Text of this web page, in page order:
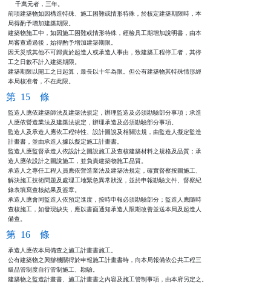
    千萬元者，三年。
前項建築物如因構造特殊、施工困難或情形特殊，於核定建築期限時，本
局得酌予增加建築期限。
建築物施工中，如因施工困難或情形特殊，經檢具工期增加說明書，由本
局審查通過後，始得酌予增加建築期限。
因天災或其他不可歸責於起造人或承造人事由，致建築工程停工者，其停
工之日數不計入建築期限。
建築期限以開工之日起算，最長以十年為限。但公有建築物其特殊情形經
本局核准者，不在此限。
第 15 條
監造人應依建築師法及建築法規定，辦理監造及必須勘驗部分事項；承造
人應依營造業法及建築法規定，辦理承造及必須勘驗部分事項。
監造人及承造人應依工程特性、設計圖說及相關法規，由監造人擬定監造
計畫書，並由承造人據以擬定施工計畫書。
監造人應監督承造人依設計之圖說施工及查核建築材料之規格及品質；承
造人應依設計之圖說施工，並負責建築物施工品質。
承造人之專任工程人員應依營造業法及建築法規定，確實督察按圖施工、
解決施工技術問題及處理工地緊急異常狀況，並於申報勘驗文件、督察紀
錄表填寫查核結果及簽章。
承造人應會同監造人依預定進度，按時申報必須勘驗部分；監造人應隨時
查核施工，如發現缺失，應以書面通知承造人限期改善並送本局及起造人
備查。
第 16 條
承造人應依本局備查之施工計畫書施工。
公有建築物之興辦機關得於申報施工計畫書時，向本局報備依公共工程三
級品管制度自行管制施工、勘驗。
建築物之監造計畫書、施工計畫書之內容及施工管制事項，由本府另定之。